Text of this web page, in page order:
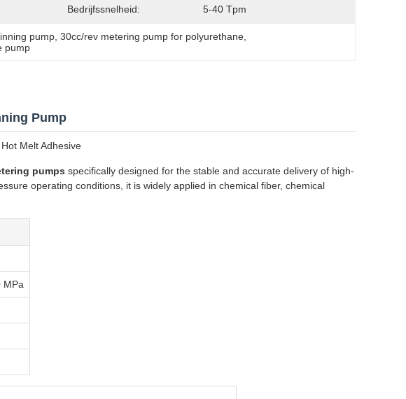
Bedrijfssnelheid: 5-40 Tpm
pump , 30cc/rev metering pump for polyurethane
pump
Pump
Melt Adhesive
pumps specifically designed for the stable and accurate delivery of high-
operating conditions, it is widely applied in chemical fiber, chemical
MPa